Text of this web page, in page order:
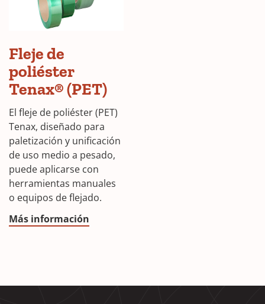
Fleje de
poliéster
Tenax® (PET)
El fleje de poliéster (PET)
Tenax, diseñado para
paletización y unificación
de uso medio a pesado,
puede aplicarse con
herramientas manuales
o equipos de flejado.
Más información